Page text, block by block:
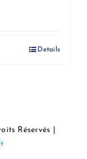
Details
Réservés |